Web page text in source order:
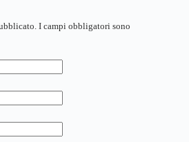
I campi obbligatori sono